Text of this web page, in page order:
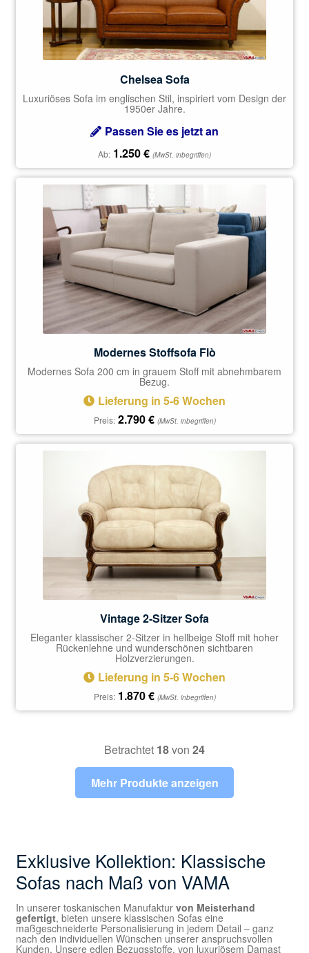
Chelsea Sofa
Luxuriöses Sofa im englischen Stil, inspiriert vom Design der
1950er Jahre.
Passen Sie es jetzt an
Ab: 1.250€ (MwSt. inbegriffen)
Modernes Stoffsofa Flò
Modernes Sofa 200 cm in grauem Stoff mit abnehmbarem
Bezug.
Lieferung in 5-6 Wochen
Preis: 2.790€ (MwSt. inbegriffen)
Vintage 2-Sitzer Sofa
Eleganter klassischer 2-Sitzer in hellbeige Stoff mit hoher
Rückenlehne und wunderschönen sichtbaren
Holzverzierungen.
Lieferung in 5-6 Wochen
Preis: 1.870€ (MwSt. inbegriffen)
Betrachtet 18von 24
Mehr Produkte anzeigen
Exklusive Kollektion: Klassische
Sofas nach Maß von VAMA
In unserer toskanischen Manufaktur von Meisterhand
gefertigt, bieten unsere klassischen Sofas eine
maßgeschneiderte Personalisierung in jedem Detail – ganz
nach den individuellen Wünschen unserer anspruchsvollen
Kunden. Unsere edlen Bezugsstoffe, von luxuriösem Damast